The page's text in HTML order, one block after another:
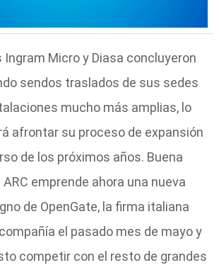
Micro y Diasa concluyeron
sendos traslados de sus sedes
mucho más amplias, lo
afrontar su proceso de expansión
de los próximos años. Buena
emprende ahora una nueva
de OpenGate, la firma italiana
el pasado mes de mayo y
competir con el resto de grandes